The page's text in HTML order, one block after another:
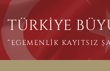
TÜRKİYE
“EGEMENLİK KAYITSIZ